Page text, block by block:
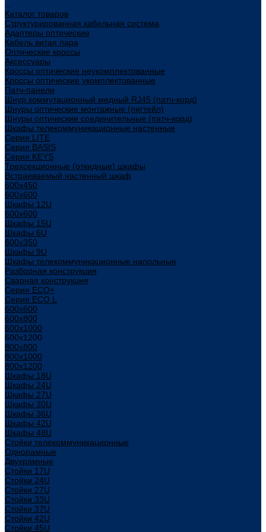
Каталог товаров
Структурированная кабельная система
Адаптеры оптические
Кабель витая пара
Оптические кроссы
Аксессуары
Кроссы оптические неукомплектованные
Кроссы оптические укомплектованные
Патч-панели
Шнур коммутационный медный RJ45 (патч-корд)
Шнуры оптические монтажные (пигтейл)
Шнуры оптические соединительные (патч-корд)
Шкафы телекоммуникационные настенные
Cерия LITE
Cерия BASIS
Cерия KEYS
Трехсекционные (откидные) шкафы
Встраиваемый настенный шкаф
600x450
600x600
Шкафы 12U
600x600
Шкафы 15U
Шкафы 6U
600x350
Шкафы 9U
Шкафы телекоммуникационные напольные
Разборная конструкция
Сварная конструкция
Серия ECO+
Серия ECO L
600x600
600x800
600х1000
600х1200
800x800
800х1000
800х1200
Шкафы 18U
Шкафы 24U
Шкафы 27U
Шкафы 30U
Шкафы 36U
Шкафы 42U
Шкафы 48U
Стойки телекоммуникационные
Однорамные
Двухрамные
Стойки 17U
Стойки 24U
Стойки 27U
Стойки 33U
Стойки 37U
Стойки 42U
Стойки 45U